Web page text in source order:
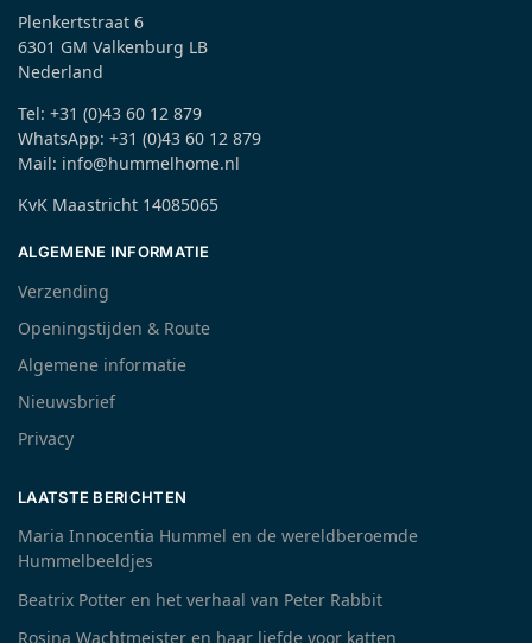
Plenkertstraat 6
6301 GM Valkenburg LB
Nederland
Tel: +31 (0)43 60 12 879
WhatsApp: +31 (0)43 60 12 879
Mail: info@hummelhome.nl
KvK Maastricht 14085065
ALGEMENE INFORMATIE
Verzending
Openingstijden & Route
Algemene informatie
Nieuwsbrief
Privacy
LAATSTE BERICHTEN
Maria Innocentia Hummel en de wereldberoemde
Hummelbeeldjes
Beatrix Potter en het verhaal van Peter Rabbit
Rosina Wachtmeister en haar liefde voor katten